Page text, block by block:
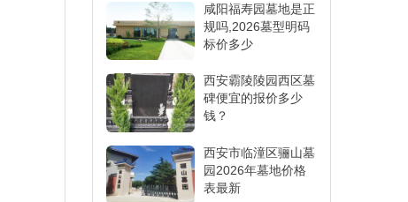
咸阳福寿园墓地是正
规吗,2026墓型明码
标价多少
西安霸陵陵园西区墓
碑便宜的报价多少
钱？
西安市临潼区骊山墓
园2026年墓地价格
表最新